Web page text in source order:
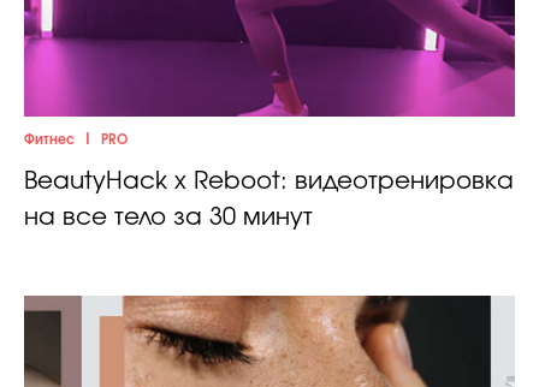
Фитнес PRO
BeautyHack x Reboot: видеотренировка
на все тело за 30 минут